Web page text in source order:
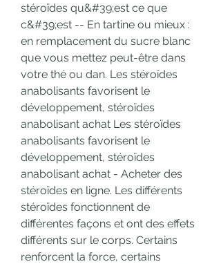
stéroïdes qu&#39;est ce que
c&#39;est -- En tartine ou mieux :
en remplacement du sucre blanc
que vous mettez peut-être dans
votre thé ou dan. Les stéroïdes
anabolisants favorisent le
développement, stéroïdes
anabolisant achat Les stéroïdes
anabolisants favorisent le
développement, stéroïdes
anabolisant achat - Acheter des
stéroïdes en ligne. Les différents
stéroïdes fonctionnent de
différentes façons et ont des effets
différents sur le corps. Certains
renforcent la force, certains